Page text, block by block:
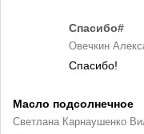
Спасибо#
Овечкин
Спасибо!
Масло подсолнечное
Светлана Карнаушенко